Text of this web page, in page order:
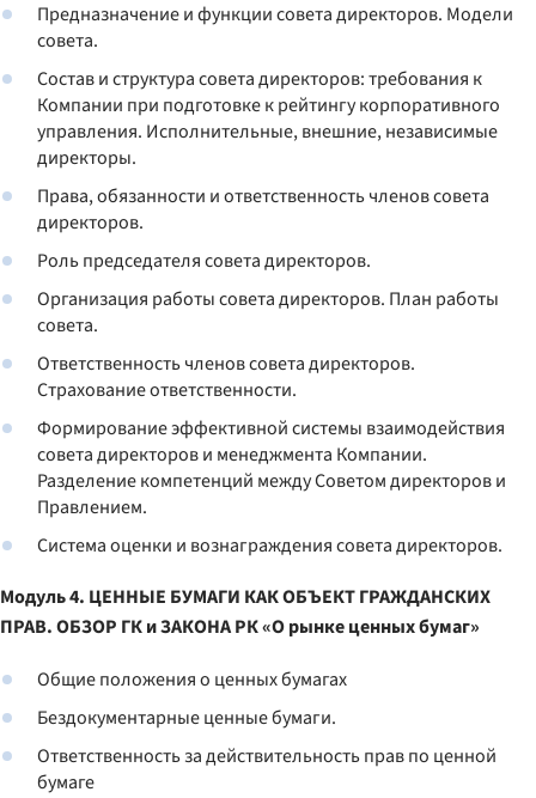
Предназначение и функции совета директоров. Модели
совета.
Состав и структура совета директоров: требования к
Компании при подготовке к рейтингу корпоративного
управления. Исполнительные, внешние, независимые
директоры.
Права, обязанности и ответственность членов совета
директоров.
Роль председателя совета директоров.
Организация работы совета директоров. План работы
совета.
Ответственность членов совета директоров.
Страхование ответственности.
Формирование эффективной системы взаимодействия
совета директоров и менеджмента Компании.
Разделение компетенций между Советом директоров и
Правлением.
Система оценки и вознаграждения совета директоров.
Модуль 4. ЦЕННЫЕ БУМАГИ КАК ОБЪЕКТ ГРАЖДАНСКИХ
ПРАВ. ОБЗОР ГК и ЗАКОНА РК «О рынке ценных бумаг»
Общие положения о ценных бумагах
Бездокументарные ценные бумаги.
Ответственность за действительность прав по ценной
бумаге